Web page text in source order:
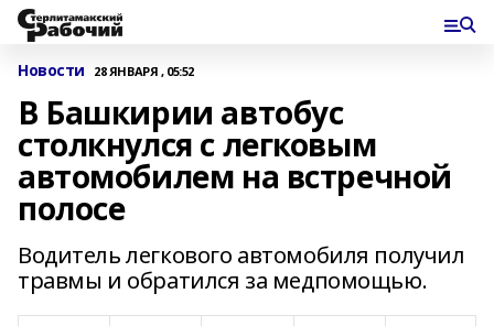
Новости 28 ЯНВАРЯ , 05:52
В Башкирии автобус
столкнулся с легковым
автомобилем на встречной
полосе
Водитель легкового автомобиля получил
травмы и обратился за медпомощью.